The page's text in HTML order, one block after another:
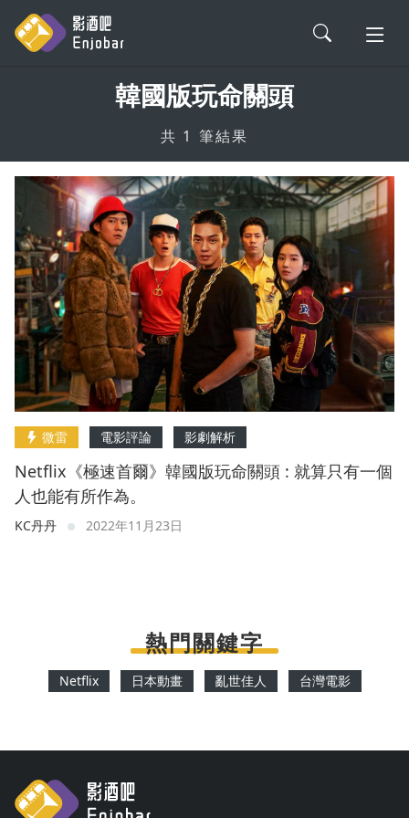
會員登入
影劇解析
影劇軼事
新片情報
韓國版玩命關頭
共 1 筆結果
微雷 電影評論 影劇解析
Netflix《極速首爾》韓國版玩命關頭 : 就算只有一個
人也能有所作為。
KC丹丹 2022年11月23日
熱門關鍵字
Netflix 日本動畫 亂世佳人 台灣電影